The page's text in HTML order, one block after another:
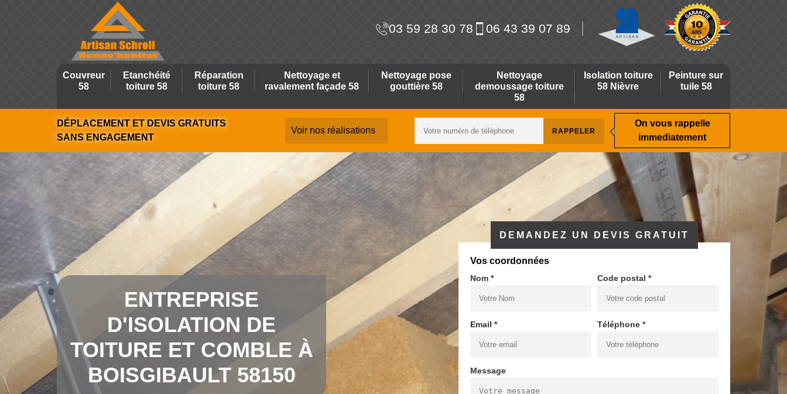
03 59 28 30 78 06 43 39 07 89
Couvreur
58
Etanchéité
toiture 58
Réparation
toiture 58
Nettoyage et
ravalement façade 58
Nettoyage pose
gouttière 58
Nettoyage
demoussage toiture
58
Isolation toiture
58 Nièvre
Peinture sur
tuile 58
DÉPLACEMENT ET DEVIS GRATUITS
SANS ENGAGEMENT
Voir nos réalisations
On vous rappelle
immediatement
ENTREPRISE
D'ISOLATION DE
TOITURE ET COMBLE À
BOISGIBAULT 58150
DEMANDEZ UN DEVIS GRATUIT
Vos coordonnées
Nom * Code postal *
Email * Téléphone *
Message